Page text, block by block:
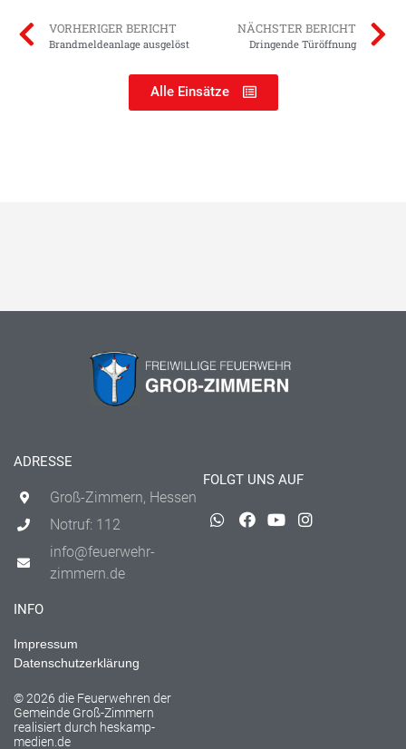
VORHERIGER BERICHT
Brandmeldeanlage ausgelöst
NÄCHSTER BERICHT
Dringende Türöffnung
Alle Einsätze
ADRESSE
Groß-Zimmern, Hessen
Notruf: 112
info@feuerwehr-
zimmern.de
FOLGT UNS AUF
INFO
Impressum
Datenschutzerklärung
© 2026 die Feuerwehren der
Gemeinde Groß-Zimmern
realisiert durch heskamp-
medien.de